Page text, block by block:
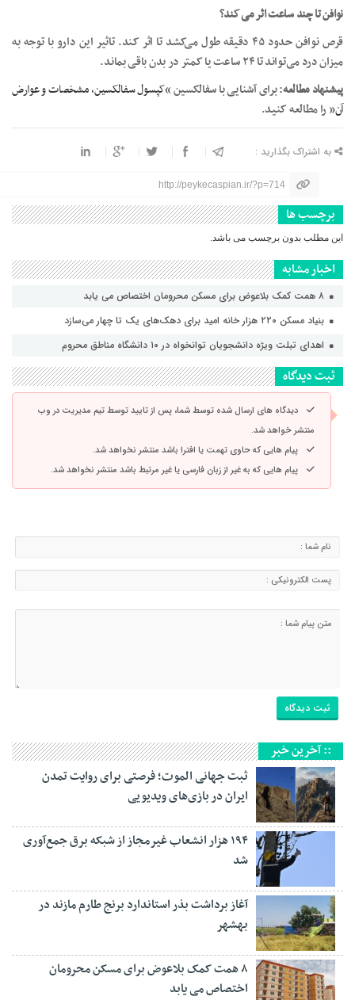
نوافن تا چند ساعت اثر می کند؟
قرص نوافن حدود ۴۵ دقیقه طول می‌کشد تا اثر کند. تاثیر این دارو با توجه‌ به
میزان درد می‌تواند تا ۲۴ ساعت یا کمتر در بدن باقی بماند.
پیشنهاد مطالعه: برای آشنایی با سفالکسین “کپسول سفالکسین، مشخصات و عوارض
آن” را مطالعه کنید.
به اشتراک بگذارید :
http://peykecaspian.ir/?p=714
برچسب ها
این مطلب بدون برچسب می باشد.
اخبار مشابه
بنیاد مسکن ۲۲۰ هزار خانه امید برای دهک‌های یک تا چهار می‌سازد
اهدای تبلت ویژه دانشجویان توانخواه در ۱۰ دانشگاه مناطق محروم
ثبت دیدگاه
دیدگاه های ارسال شده توسط شما، پس از تایید توسط تیم مدیریت در وب
منتشر خواهد شد.
پیام هایی که حاوی تهمت یا افترا باشد منتشر نخواهد شد.
پیام هایی که به غیر از زبان فارسی یا غیر مرتبط باشد منتشر نخواهد شد.
:: آخرین خبر
ثبت جهانی الموت؛ فرصتی برای روایت تمدن
ایران در بازی‌های ویدیویی
۱۹۴ هزار انشعاب غیرمجاز از شبکه برق جمع‌آوری
شد
آغاز برداشت بذر استاندارد برنج طارم مازند در
بهشهر
۸ همت کمک بلاعوض برای مسکن محرومان
اختصاص می یابد